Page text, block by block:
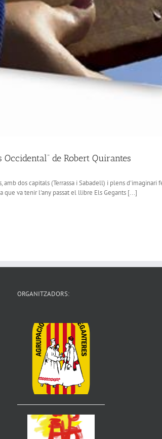
de Robert Quirantes
dos capitals (Terrassa i Sabadell) i plens
que va tenir l'any passat el llibre Els Gegants [...]
ORGANITZADORS: